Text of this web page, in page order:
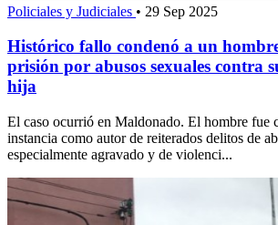
Policiales y Judiciales • 29 Sep 2025
Histórico fallo condenó a un
prisión por abusos sexuales contra
hija
El caso ocurrió en Maldonado. El hombre fue
instancia como autor de reiterados delitos de
especialmente agravado y de violenci...